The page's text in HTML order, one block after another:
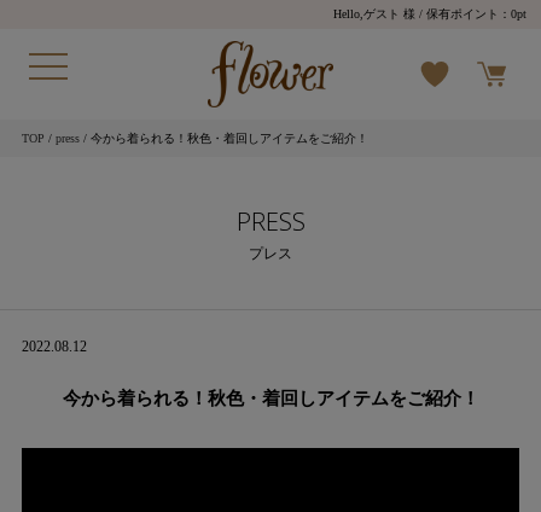
Hello,ゲスト 様 / 保有ポイント：0pt
TOP / press/ 今から着られる！秋色・着回しアイテムをご紹介！
PRESS
プレス
2022.08.12
今から着られる！秋色・着回しアイテムをご紹介！